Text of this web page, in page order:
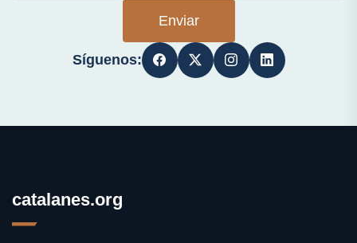
Enviar
Síguenos:
catalanes.org